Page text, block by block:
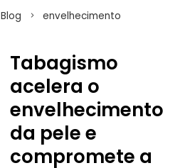
Blog envelhecimento
Tabagismo
acelera o
envelhecimento
da pele e
compromete a